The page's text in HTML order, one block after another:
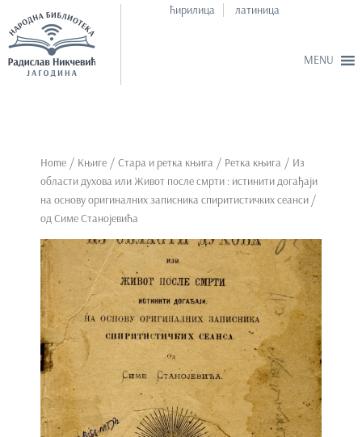
ћирилица латиница
Home / Књиге / Стара и ретка књига / Ретка књига / Из
области духова или Живот после смрти : истинити догађаји
на основу оригиналних записника спиритистичких сеанси /
од Симе Станојевића